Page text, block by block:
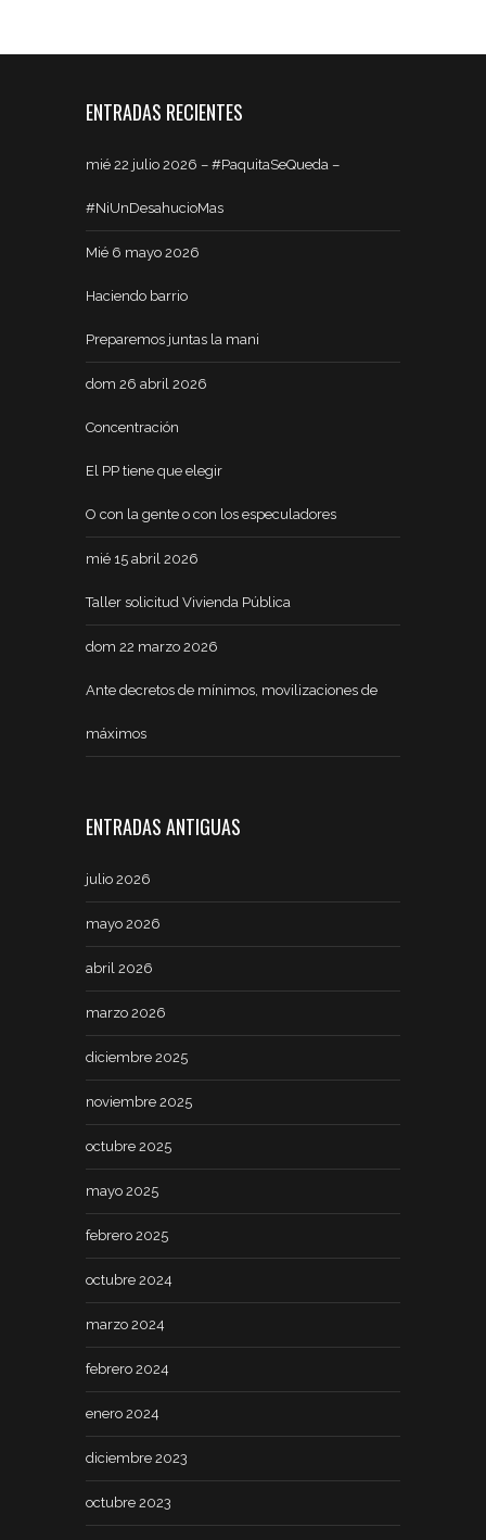
ENTRADAS RECIENTES
mié 22 julio 2026 – #PaquitaSeQueda –
#NiUnDesahucioMas
Mié 6 mayo 2026
Haciendo barrio
Preparemos juntas la mani
dom 26 abril 2026
Concentración
El PP tiene que elegir
O con la gente o con los especuladores
mié 15 abril 2026
Taller solicitud Vivienda Pública
dom 22 marzo 2026
Ante decretos de mínimos, movilizaciones de
máximos
ENTRADAS ANTIGUAS
julio 2026
mayo 2026
abril 2026
marzo 2026
diciembre 2025
noviembre 2025
octubre 2025
mayo 2025
febrero 2025
octubre 2024
marzo 2024
febrero 2024
enero 2024
diciembre 2023
octubre 2023